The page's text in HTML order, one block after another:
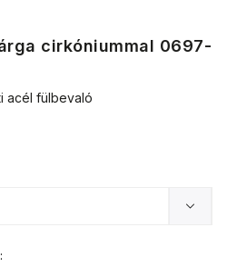
cirkóniummal 0697-
acél fülbevaló